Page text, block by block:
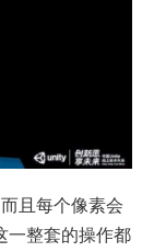
且每个像素会
一整套的操作都